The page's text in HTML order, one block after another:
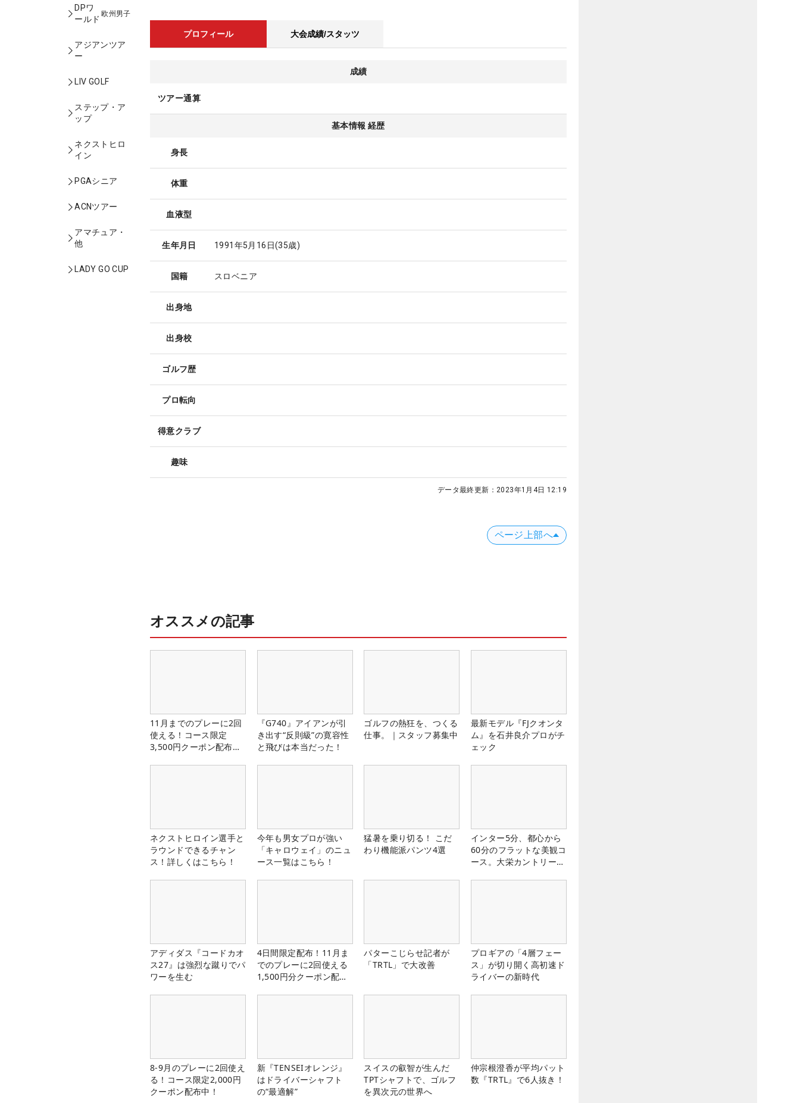
DPワ
ールド
欧州男子
アジアンツア
ー
LIV GOLF
ステップ・ア
ップ
ネクストヒロ
イン
PGAシニア
ACNツアー
アマチュア・
他
LADY GO CUP
プロフィール 大会成績/スタッツ
成績
ツアー通算
基本情報 経歴
身長
体重
血液型
生年月日 1991年5月16日(35歳)
国籍 スロベニア
出身地
出身校
ゴルフ歴
プロ転向
得意クラブ
趣味
データ最終更新： 2023年1月4日 12:19
ページ上部へ
オススメの記事
11月までのプレーに2回
使える！コース限定
3,500円クーポン配布
『G740』アイアンが引
き出す“反則級”の寛容性
と飛びは本当だった！
ゴルフの熱狂を、つくる
仕事。｜スタッフ募集中
最新モデル『FJクオンタ
ム』を石井良介プロがチ
ェック
ネクストヒロイン選手と
ラウンドできるチャン
ス！詳しくはこちら！
今年も男女プロが強い
「キャロウェイ」のニュ
ース一覧はこちら！
猛暑を乗り切る！ こだ
わり機能派パンツ4選
インター5分、都心から
60分のフラットな美観コ
ース。大栄カントリー俱
アディダス『コードカオ
ス27』は強烈な蹴りでパ
ワーを生む
4日間限定配布！11月ま
でのプレーに2回使える
1,500円分クーポン配布
パターこじらせ記者が
「TRTL」で大改善
プロギアの「4層フェー
ス」が切り開く高初速ド
ライバーの新時代
8-9月のプレーに2回使え
る！コース限定2,000円
クーポン配布中！
新『TENSEIオレンジ』
はドライバーシャフト
の“最適解”
スイスの叡智が生んだ
TPTシャフトで、ゴルフ
を異次元の世界へ
仲宗根澄香が平均パット
数『TRTL』で6人抜き！